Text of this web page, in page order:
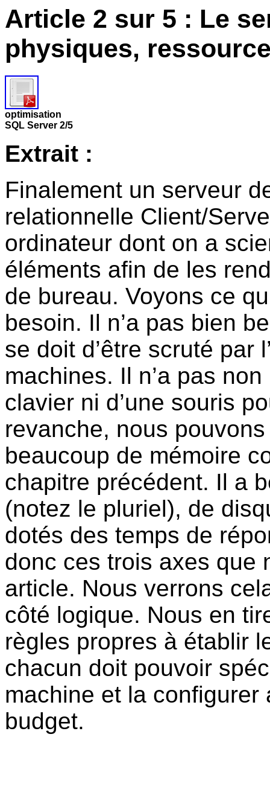
Article 2 sur 5 : Le
physiques,
optimisation
SQL Server 2/5
Extrait :
Finalement un serveur
relationnelle Client/
ordinateur dont on a
éléments afin de les
de bureau. Voyons ce
besoin. Il n’a pas bien
se doit d’être scruté par
machines. Il n’a pas
clavier ni d’une souris
revanche, nous
beaucoup de mémoire
chapitre précédent. Il a
(notez le pluriel), de
dotés des temps de
donc ces trois axes que
article. Nous verrons
côté logique. Nous en
règles propres à établir
chacun doit pouvoir
machine et la
budget.